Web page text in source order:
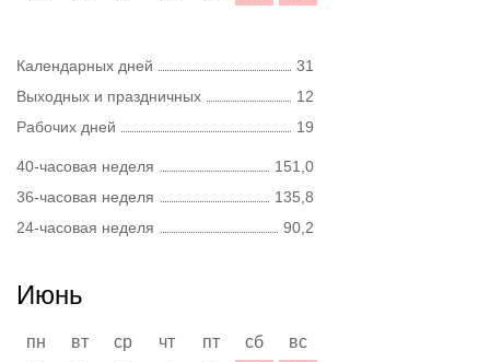
Календарных дней
31
Выходных и праздничных
12
Рабочих дней
19
40-часовая неделя
151,0
36-часовая неделя
135,8
24-часовая неделя
90,2
Июнь
пн вт ср чт пт сб
вс